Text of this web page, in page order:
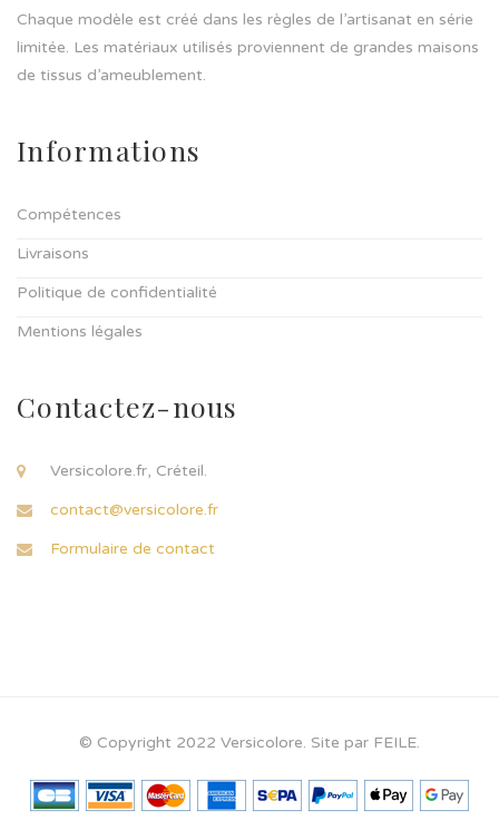
Chaque modèle est créé dans les règles de l’artisanat en série
limitée. Les matériaux utilisés proviennent de grandes maisons
de tissus d’ameublement.
Informations
Compétences
Livraisons
Politique de confidentialité
Mentions légales
Contactez-nous
Versicolore.fr, Créteil.
contact@versicolore.fr
Formulaire de contact
© Copyright 2022 Versicolore. Site par FEILE.